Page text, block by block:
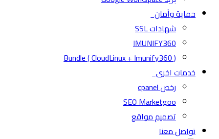
حماية وأمان
شهادات SSL
IMUNIFY360
( CloudLinux + Imunify360 ) Bundle
خدمات اخرى
رخص cpanel
SEO Marketgoo
تصميم مواقع
تواصل معنا